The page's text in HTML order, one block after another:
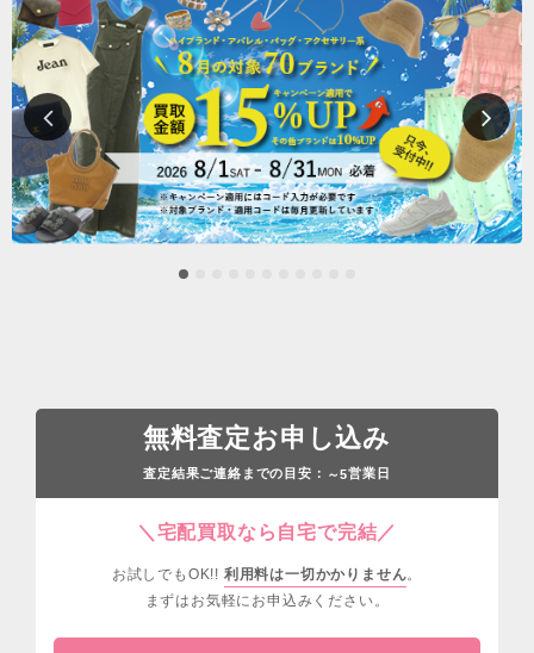
無料査定お申し込み
査定結果ご連絡までの目安： ～5営業日
＼宅配買取なら自宅で完結／
お試しでもOK!! 利用料は一切かかりません。
まずはお気軽にお申込みください。